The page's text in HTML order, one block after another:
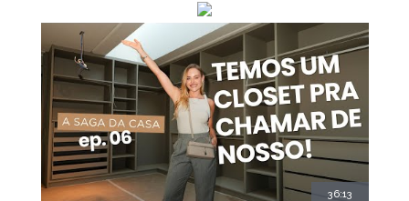
36:13